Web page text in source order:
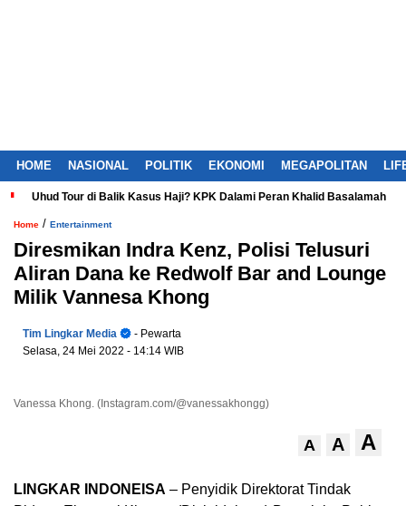
HOME NASIONAL POLITIK EKONOMI MEGAPOLITAN
Uhud Tour di Balik Kasus Haji? KPK Dalami Peran Khalid Basalamah
Home / Entertainment
Diresmikan Indra Kenz, Polisi Telusuri
Aliran Dana ke Redwolf Bar and Lounge
Milik Vannesa Khong
Tim Lingkar Media
- Pewarta
Selasa, 24 Mei 2022 - 14:14 WIB
Vanessa Khong. (Instagram.com/@vanessakhongg)
A A A
LINGKAR INDONEISA – Penyidik Direktorat Tindak